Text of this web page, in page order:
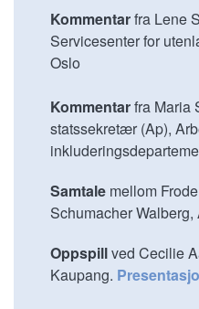
Kommentarfra Lene
Servicesenter for
Oslo
Kommentarfra Maria
statssekretær (Ap),
Samtale mellom
Schumacher Walberg,
Oppspillved Cecilie
Kaupang.